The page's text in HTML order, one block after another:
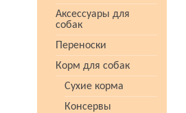
Аксессуары для
собак
Переноски
Корм для собак
Сухие корма
Консервы